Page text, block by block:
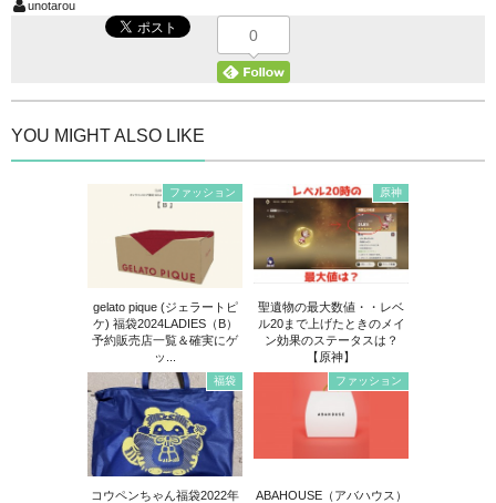
unotarou
0
YOU MIGHT ALSO LIKE
ファッション
gelato pique (ジェラートピ
ケ) 福袋2024LADIES（B）
予約販売店一覧＆確実にゲ
ッ...
原神
聖遺物の最大数値・・レベ
ル20まで上げたときのメイ
ン効果のステータスは？
【原神】
福袋
コウペンちゃん福袋2022年
ファッション
ABAHOUSE（アバハウス）